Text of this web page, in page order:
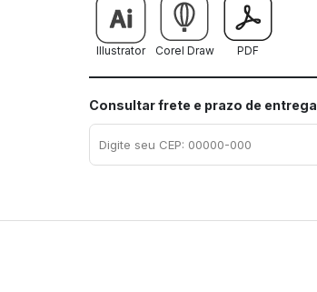
Illustrator Corel Draw PDF
Consultar frete e prazo de entrega